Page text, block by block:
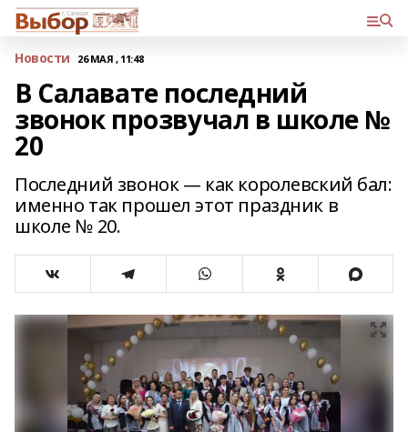
Новости 26 МАЯ , 11:48
В Салавате последний
звонок прозвучал в школе №
20
Последний звонок — как королевский бал:
именно так прошел этот праздник в
школе № 20.